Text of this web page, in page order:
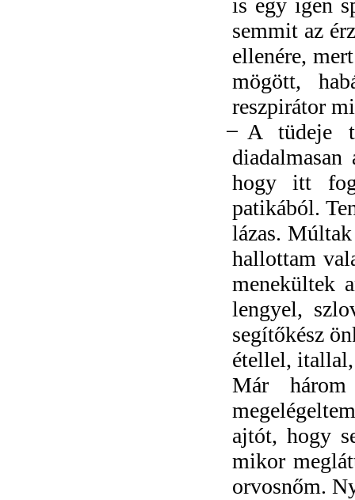
is egy igen
semmit az
ellenére,
mögött,
reszpirátor
A tüdeje
hogy itt
patikából.
lázas.
hallottam
menekültek
lengyel,
segítőkész
étellel,
Már
ajtót, hogy
mikor
orvosnőm.